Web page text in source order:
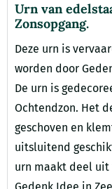
Urn van
Zonsopgang.
Deze urn is
worden door
De urn is
Ochtendzon. Het
geschoven en
uitsluitend
urn maakt deel